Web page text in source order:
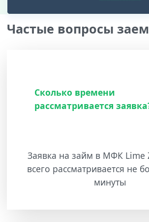
Частые вопросы
Сколько времени
рассматривается
Заявка на займ в МФК Lime
всего рассматривается не
минуты